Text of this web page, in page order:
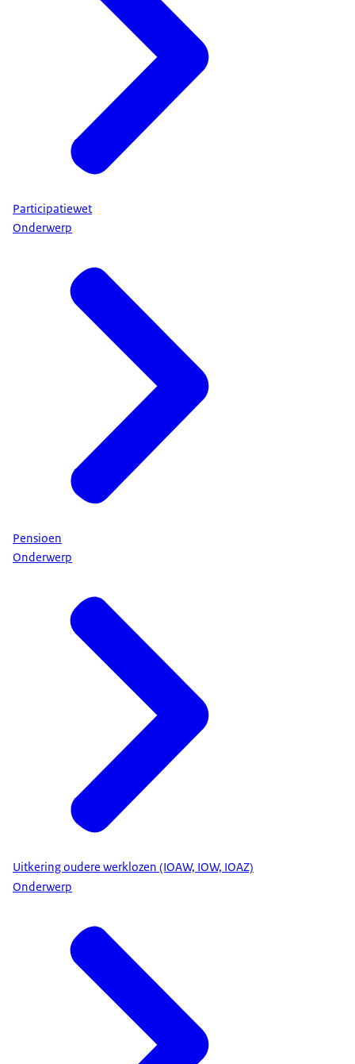
Participatiewet
Onderwerp
Pensioen
Onderwerp
Uitkering oudere werklozen (IOAW, IOW, IOAZ)
Onderwerp